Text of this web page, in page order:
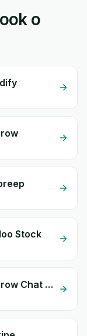
o
Stock
Custom Webhook + eGrow Chat Widget